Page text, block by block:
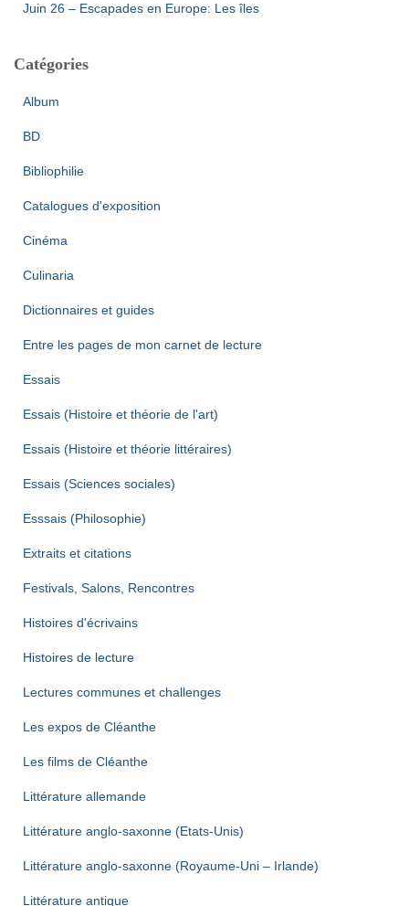
Juin 26 – Escapades en Europe: Les îles
Catégories
Album
BD
Bibliophilie
Catalogues d'exposition
Cinéma
Culinaria
Dictionnaires et guides
Entre les pages de mon carnet de lecture
Essais
Essais (Histoire et théorie de l'art)
Essais (Histoire et théorie littéraires)
Essais (Sciences sociales)
Esssais (Philosophie)
Extraits et citations
Festivals, Salons, Rencontres
Histoires d'écrivains
Histoires de lecture
Lectures communes et challenges
Les expos de Cléanthe
Les films de Cléanthe
Littérature allemande
Littérature anglo-saxonne (Etats-Unis)
Littérature anglo-saxonne (Royaume-Uni – Irlande)
Littérature antique